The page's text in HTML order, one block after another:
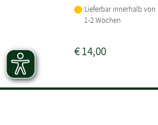
Lieferbar innerhalb von
1-2 Wochen
€14,00